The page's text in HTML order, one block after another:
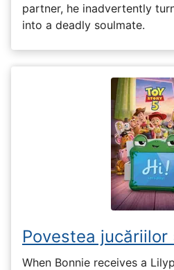
partner, he inadvertently
into a deadly soulmate.
Povestea
When Bonnie receives a